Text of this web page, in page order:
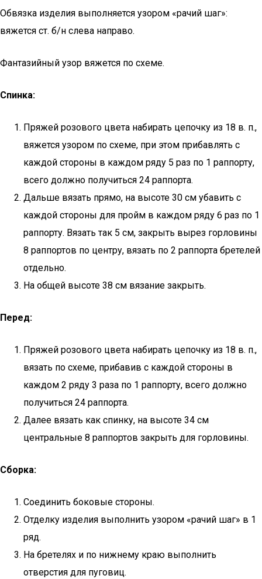
Обвязка изделия выполняется узором «рачий шаг»:
вяжется ст. б/н слева направо.
Фантазийный узор вяжется по схеме.
Спинка:
Пряжей розового цвета набирать цепочку из 18 в. п.,
вяжется узором по схеме, при этом прибавлять с
каждой стороны в каждом ряду 5 раз по 1 раппорту,
всего должно получиться 24 раппорта.
Дальше вязать прямо, на высоте 30 см убавить с
каждой стороны для пройм в каждом ряду 6 раз по 1
раппорту. Вязать так 5 см, закрыть вырез горловины
8 раппортов по центру, вязать по 2 раппорта бретелей
отдельно.
На общей высоте 38 см вязание закрыть.
Перед:
Пряжей розового цвета набирать цепочку из 18 в. п.,
вязать по схеме, прибавив с каждой стороны в
каждом 2 ряду 3 раза по 1 раппорту, всего должно
получиться 24 раппорта.
Далее вязать как спинку, на высоте 34 см
центральные 8 раппортов закрыть для горловины.
Сборка:
Соединить боковые стороны.
Отделку изделия выполнить узором «рачий шаг» в 1
ряд.
На бретелях и по нижнему краю выполнить
отверстия для пуговиц.